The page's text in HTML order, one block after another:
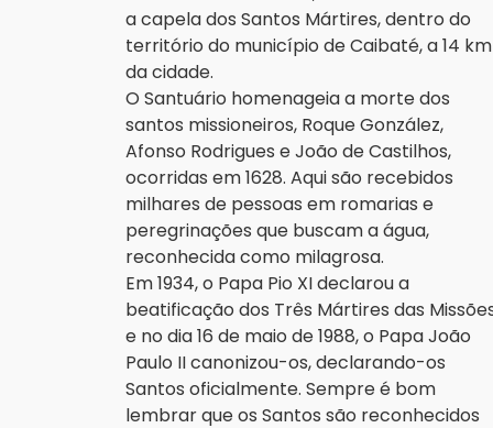
a capela dos Santos Mártires, dentro do
território do município de Caibaté, a 14 km
da cidade.
O Santuário homenageia a morte dos
santos missioneiros, Roque González,
Afonso Rodrigues e João de Castilhos,
ocorridas em 1628. Aqui são recebidos
milhares de pessoas em romarias e
peregrinações que buscam a água,
reconhecida como milagrosa.
Em 1934, o Papa Pio XI declarou a
beatificação dos Três Mártires das
e no dia 16 de maio de 1988, o Papa João
Paulo II canonizou-os, declarando-os
Santos oficialmente. Sempre é bom
lembrar que os Santos são reconhecidos